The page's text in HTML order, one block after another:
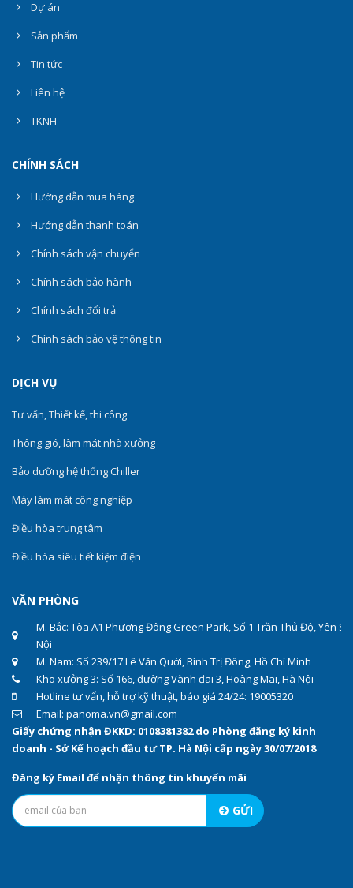
Dự án
Sản phẩm
Tin tức
Liên hệ
TKNH
CHÍNH SÁCH
Hướng dẫn mua hàng
Hướng dẫn thanh toán
Chính sách vận chuyển
Chính sách bảo hành
Chính sách đổi trả
Chính sách bảo vệ thông tin
DỊCH VỤ
Tư vấn, Thiết kế, thi công
Thông gió, làm mát nhà xưởng
Bảo dưỡng hệ thống Chiller
Máy làm mát công nghiệp
Điều hòa trung tâm
Điều hòa siêu tiết kiệm điện
VĂN PHÒNG
M. Bắc: Tòa A1 Phương Đông Green Park, Số 1 Trần Thủ Độ, Yên
Nội
M. Nam: Số 239/17 Lê Văn Quới, Bình Trị Đông, Hồ Chí Minh
Kho xưởng 3: Số 166, đường Vành đai 3, Hoàng Mai, Hà Nội
Hotline tư vấn, hỗ trợ kỹ thuật, báo giá 24/24: 19005320
Email: panoma.vn@gmail.com
Giấy chứng nhận ĐKKD: 0108381382 do Phòng đăng ký kinh
doanh - Sở Kế hoạch đầu tư TP. Hà Nội cấp ngày 30/07/2018
Đăng ký Email để nhận thông tin khuyến mãi
GỬI